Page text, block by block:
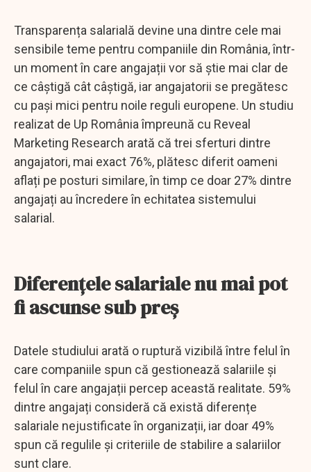
Transparența salarială devine una dintre cele mai
sensibile teme pentru companiile din România, într-
un moment în care angajații vor să știe mai clar de
ce câștigă cât câștigă, iar angajatorii se pregătesc
cu pași mici pentru noile reguli europene. Un studiu
realizat de Up România împreună cu Reveal
Marketing Research arată că trei sferturi dintre
angajatori, mai exact 76%, plătesc diferit oameni
aflați pe posturi similare, în timp ce doar 27% dintre
angajați au încredere în echitatea sistemului
salarial.
Diferențele salariale nu mai pot
fi ascunse sub preș
Datele studiului arată o ruptură vizibilă între felul în
care companiile spun că gestionează salariile și
felul în care angajații percep această realitate. 59%
dintre angajați consideră că există diferențe
salariale nejustificate în organizații, iar doar 49%
spun că regulile și criteriile de stabilire a salariilor
sunt clare.